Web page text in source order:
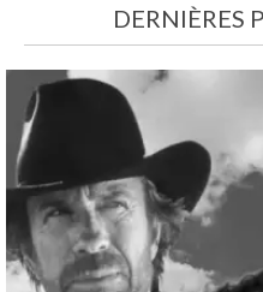
DERNIÈRES